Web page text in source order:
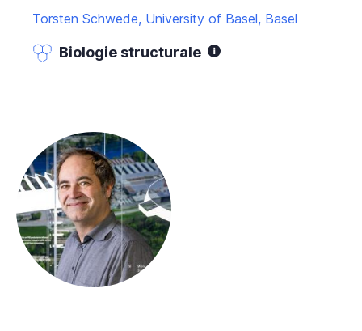
Torsten Schwede, University of Basel, Basel
Biologie structurale